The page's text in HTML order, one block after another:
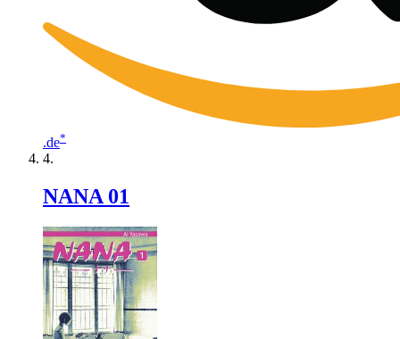
.de*
NANA 01